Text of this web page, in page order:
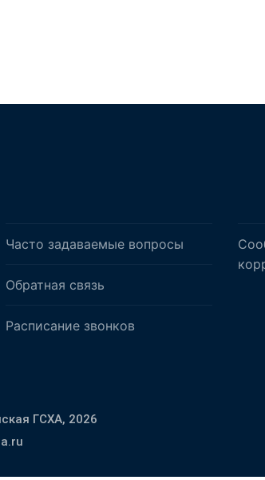
Часто задаваемые вопросы
Обратная связь
Расписание звонков
ГСХА, 2026